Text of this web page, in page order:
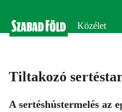
Közélet
Tiltakozó
A sertéshústermelés az